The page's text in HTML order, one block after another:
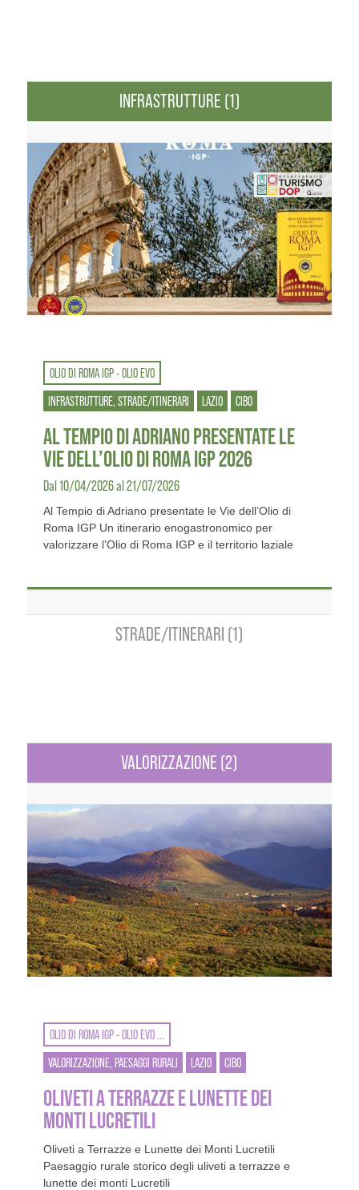
INFRASTRUTTURE (1)
OLIO DI ROMA IGP - OLIO EVO
INFRASTRUTTURE, STRADE/ITINERARI
LAZIO CIBO
AL TEMPIO DI ADRIANO PRESENTATE LE
VIE DELL’OLIO DI ROMA IGP 2026
Dal 10/04/2026 al 21/07/2026
Al Tempio di Adriano presentate le Vie dell’Olio di
Roma IGP Un itinerario enogastronomico per
valorizzare l’Olio di Roma IGP e il territorio laziale
STRADE/ITINERARI (1)
VALORIZZAZIONE (2)
OLIO DI ROMA IGP - OLIO EVO ...
VALORIZZAZIONE, PAESAGGI RURALI
LAZIO CIBO
OLIVETI A TERRAZZE E LUNETTE DEI
MONTI LUCRETILI
Oliveti a Terrazze e Lunette dei Monti Lucretili
Paesaggio rurale storico degli uliveti a terrazze e
lunette dei monti Lucretili